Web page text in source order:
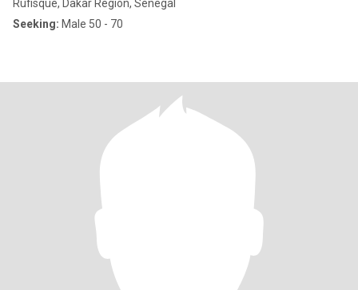
Rufisque, Dakar Region, Senegal
Seeking: Male 50 - 70